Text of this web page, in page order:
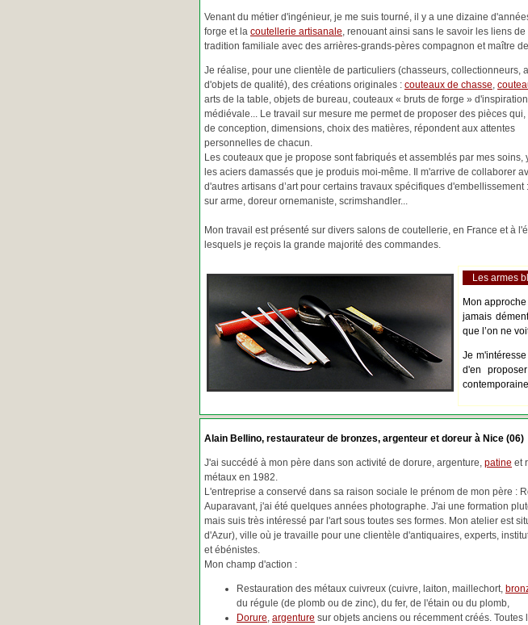
Venant du métier d'ingénieur, je me suis tourné, il y a une dizaine
forge et la coutellerie artisanale, renouant ainsi sans le savoir les liens de
tradition familiale avec des arrières-grands-pères compagnon et maître
Je réalise, pour une clientèle de particuliers (chasseurs, collectionneurs,
d'objets de qualité), des créations originales : couteaux de chasse,
arts de la table, objets de bureau, couteaux « bruts de forge » d'inspiration
médiévale... Le travail sur mesure me permet de proposer des pièces qui,
de conception, dimensions, choix des matières, répondent aux attentes
personnelles de chacun.
Les couteaux que je propose sont fabriqués et assemblés par mes soins,
les aciers damassés que je produis moi-même. Il m'arrive de collaborer
d'autres artisans d’art pour certains travaux spécifiques d'embellissement
sur arme, doreur ornemaniste, scrimshandler...
Mon travail est présenté sur divers salons de coutellerie, en France et à
lesquels je reçois la grande majorité des commandes.
Les armes
Mon
jamais
que l’on ne
Je
d'en
Alain Bellino, restaurateur de bronzes, argenteur et doreur à Nice (06)
J'ai succédé à mon père dans son activité de dorure, argenture, patine et
métaux en 1982.
L'entreprise a conservé dans sa raison sociale le prénom de mon père :
Auparavant, j'ai été quelques années photographe. J'ai une formation
mais suis très intéressé par l'art sous toutes ses formes. Mon atelier est
d'Azur), ville où je travaille pour une clientèle d'antiquaires, experts,
et ébénistes.
Mon champ d'action :
Restauration des métaux cuivreux (cuivre, laiton, maillechort,
du régule (de plomb ou de zinc), du fer, de l'étain ou du plomb,
Dorure, argenture sur objets anciens ou récemment créés. Toutes